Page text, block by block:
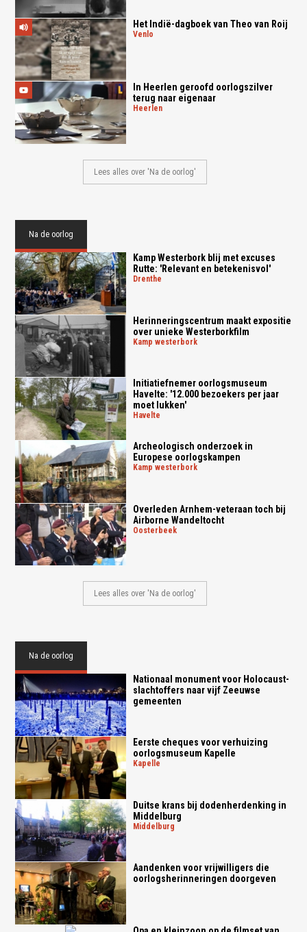
Het Indië-dagboek van Theo van Roij
venlo
In Heerlen geroofd oorlogszilver
terug naar eigenaar
heerlen
Lees alles over 'Na de oorlog'
Na de oorlog
Kamp Westerbork blij met excuses
Rutte: 'Relevant en betekenisvol'
drenthe
Herinneringscentrum maakt expositie
over unieke Westerborkfilm
kamp westerbork
Initiatiefnemer oorlogsmuseum
Havelte: '12.000 bezoekers per jaar
moet lukken'
havelte
Archeologisch onderzoek in
Europese oorlogskampen
kamp westerbork
Overleden Arnhem-veteraan toch bij
Airborne Wandeltocht
oosterbeek
Lees alles over 'Na de oorlog'
Na de oorlog
Nationaal monument voor Holocaust-
slachtoffers naar vijf Zeeuwse
gemeenten
Eerste cheques voor verhuizing
oorlogsmuseum Kapelle
kapelle
Duitse krans bij dodenherdenking in
Middelburg
middelburg
Aandenken voor vrijwilligers die
oorlogsherinneringen doorgeven